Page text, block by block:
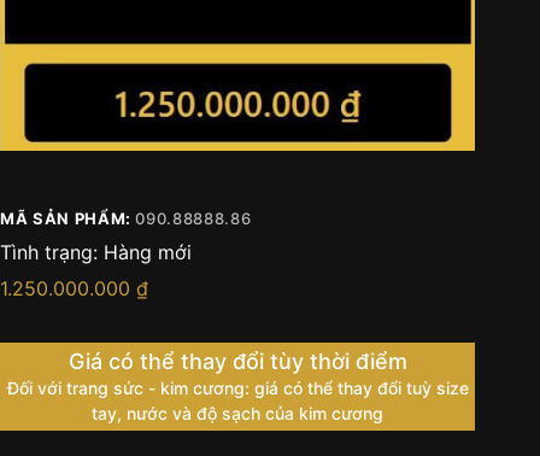
MÃ SẢN PHẨM:090.88888.86
Tình trạng: Hàng mới
1.250.000.000 ₫
Giá có thể thay đổi tùy thời điểm
Đối với trang sức - kim cương: giá có thể thay đổi tuỳ size
tay, nước và độ sạch của kim cương